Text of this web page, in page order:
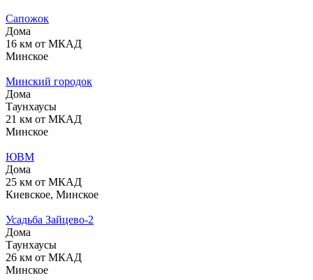
Сапожок
Дома
16 км от МКАД
Минское
Минский городок
Дома
Таунхаусы
21 км от МКАД
Минское
ЮВМ
Дома
25 км от МКАД
Киевское, Минское
Усадьба Зайцево-2
Дома
Таунхаусы
26 км от МКАД
Минское